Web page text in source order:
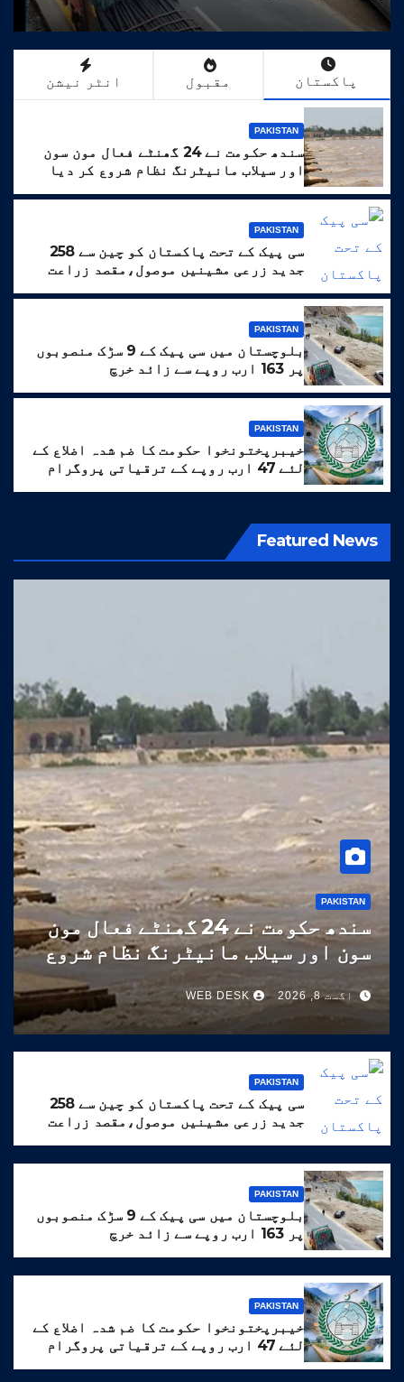
پاکستان مقبول انٹر نیشن
PAKISTAN
سندھ حکومت نے 24 گھنٹے فعال مون سون
اور سیلاب مانیٹرنگ نظام شروع کر دیا
PAKISTAN
سی پیک کے تحت پاکستان کو چین سے 258
جدید زرعی مشینیں موصول،مقصد زراعت
PAKISTAN
بلوچستان میں سی پیک کے 9 سڑک منصوبوں
پر 163 ارب روپے سے زائد خرچ
PAKISTAN
خیبرپختونخوا حکومت کا ضم شدہ اضلاع کے
لئے 47 ارب روپے کے ترقیاتی پروگرام
Featured News
PAKISTAN
سندھ حکومت نے 24 گھنٹے فعال مون
سون اور سیلاب مانیٹرنگ نظام شروع
اگست 8, 2026 WEB DESK
PAKISTAN
سی پیک کے تحت پاکستان کو چین سے 258
جدید زرعی مشینیں موصول،مقصد زراعت
PAKISTAN
بلوچستان میں سی پیک کے 9 سڑک منصوبوں
پر 163 ارب روپے سے زائد خرچ
PAKISTAN
خیبرپختونخوا حکومت کا ضم شدہ اضلاع کے
لئے 47 ارب روپے کے ترقیاتی پروگرام